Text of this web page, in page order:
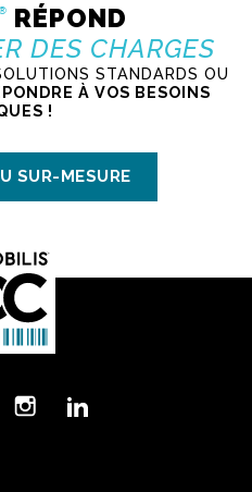
RÉPOND
DES CHARGES
STANDARDS OU
À VOS BESOINS
!
SUR-MESURE
Instagram